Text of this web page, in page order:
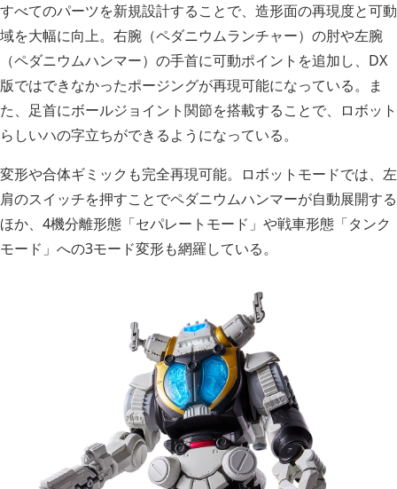
すべてのパーツを新規設計することで、造形面の再現度と可動
域を大幅に向上。右腕（ペダニウムランチャー）の肘や左腕
（ペダニウムハンマー）の手首に可動ポイントを追加し、DX
版ではできなかったポージングが再現可能になっている。ま
た、足首にボールジョイント関節を搭載することで、ロボット
らしいハの字立ちができるようになっている。
変形や合体ギミックも完全再現可能。ロボットモードでは、左
肩のスイッチを押すことでペダニウムハンマーが自動展開する
ほか、4機分離形態「セパレートモード」や戦車形態「タンク
モード」への3モード変形も網羅している。